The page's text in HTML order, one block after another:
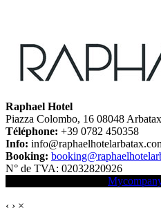
Raphael Hotel
Piazza Colombo, 16 08048
Téléphone: +39 0782 450358
Info:
Booking:
N° de TVA: 02032820926